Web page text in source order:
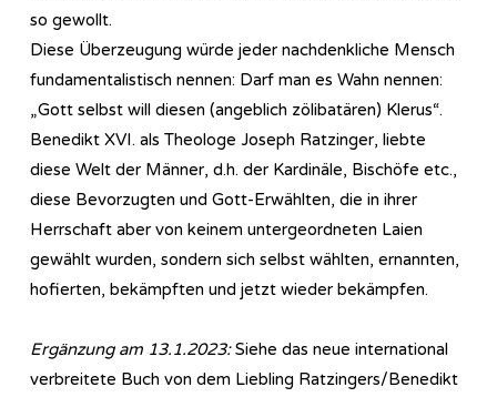
so gewollt.
Diese Überzeugung würde jeder nachdenkliche Mensch
fundamentalistisch nennen: Darf man es Wahn nennen:
„Gott selbst will diesen (angeblich zölibatären) Klerus“.
Benedikt XVI. als Theologe Joseph Ratzinger, liebte
diese Welt der Männer, d.h. der Kardinäle, Bischöfe etc.,
diese Bevorzugten und Gott-Erwählten, die in ihrer
Herrschaft aber von keinem untergeordneten Laien
gewählt wurden, sondern sich selbst wählten, ernannten,
hofierten, bekämpften und jetzt wieder bekämpfen.
Ergänzung am 13.1.2023:Siehe das neue international
verbreitete Buch von dem Liebling Ratzingers/Benedikt